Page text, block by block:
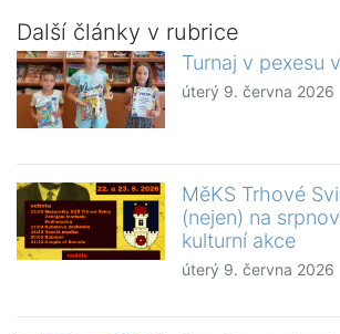
Další články v rubrice
Turnaj v pexesu
úterý 9. června 2026
MěKS Trhové
(nejen) na
kulturní akce
úterý 9. června 2026